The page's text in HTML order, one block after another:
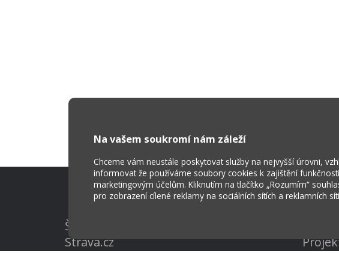
Na vašem soukromí nám záleží
Chceme vám neustále poskytovat služby na nejvyšší úrovni,
informovat že používáme soubory cookies k zajištění
marketingovým účelům. Kliknutím na tlačítko „Rozumím“
pro zobrazení cílené reklamy na sociálních sítích a reklamních
Škola Online
Strava.cz